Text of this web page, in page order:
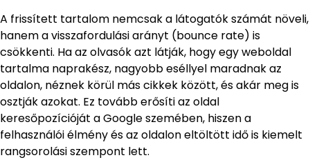
A frissített tartalom nemcsak a látogatók számát növeli,
hanem a visszafordulási arányt (bounce rate) is
csökkenti. Ha az olvasók azt látják, hogy egy weboldal
tartalma naprakész, nagyobb eséllyel maradnak az
oldalon, néznek körül más cikkek között, és akár meg is
osztják azokat. Ez tovább erősíti az oldal
keresőpozícióját a Google szemében, hiszen a
felhasználói élmény és az oldalon eltöltött idő is kiemelt
rangsorolási szempont lett.